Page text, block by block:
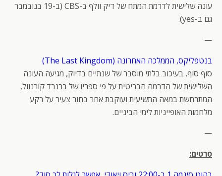
עונה שלישית לדרמת המתח של דיק וולף ב-CBS (ב-19 בנובמבר
גם ב-yes).
—
בנטפליקס, הממלכה האחרונה (The Last Kingdom)
סוף סוף, בעיכוב בלתי מוסבר של שנתיים בדיוק, מגיעה העונה
השלישית של הדרמה הבריטית על פי ספריו של ברנרד קורנוול,
המתרחשת במאה התשיעית ועוקבת אחר בחור צעיר על רקע
מלחמות האופייניות לימי הביניים.
—
סרטים: